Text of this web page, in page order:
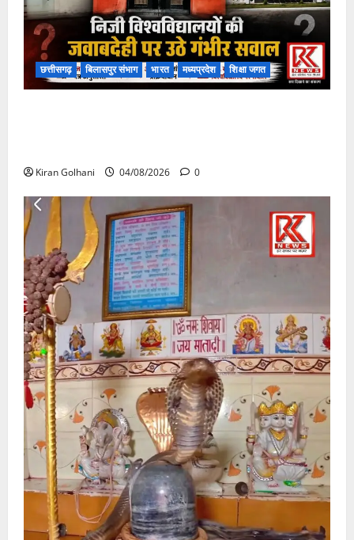
छत्तीसगढ़ बिलासपुर संभाग भारत मध्यप्रदेश शिक्षा जगत
Kiran Golhani 04/08/2026 0